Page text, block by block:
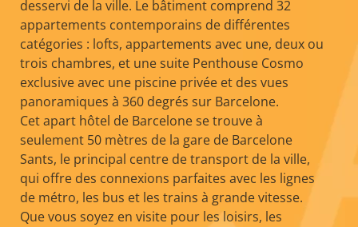
desservi de la ville. Le bâtiment comprend 32
appartements contemporains de différentes
catégories : lofts, appartements avec une, deux ou
trois chambres, et une suite Penthouse Cosmo
exclusive avec une piscine privée et des vues
panoramiques à 360 degrés sur Barcelone.
Cet apart hôtel de Barcelone se trouve à
seulement 50 mètres de la gare de Barcelone
Sants, le principal centre de transport de la ville,
qui offre des connexions parfaites avec les lignes
de métro, les bus et les trains à grande vitesse.
Que vous soyez en visite pour les loisirs, les